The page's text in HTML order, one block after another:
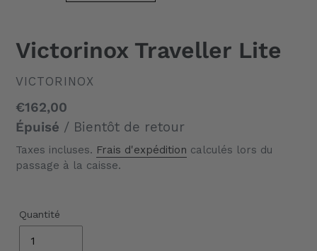
Victorinox Traveller Lite
DISTRIBUTEUR
VICTORINOX
Prix
normal
€162,00
Épuisé / Bientôt de retour
Taxes incluses. Frais d'expédition calculés lors du
passage à la caisse.
Quantité